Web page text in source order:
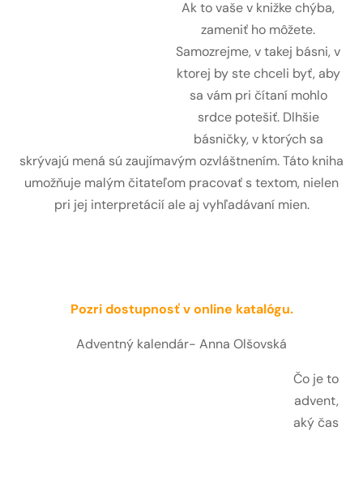
Ak to vaše v knižke chýba,
zameniť ho môžete.
Samozrejme, v takej básni, v
ktorej by ste chceli byť, aby
sa vám pri čítaní mohlo
srdce potešiť. Dlhšie
básničky, v ktorých sa
skrývajú mená sú zaujímavým ozvláštnením. Táto kniha
umožňuje malým čitateľom pracovať s textom, nielen
pri jej interpretácií ale aj vyhľadávaní mien.
Pozri dostupnosť v online katalógu.
Adventný kalendár- Anna Olšovská
Čo je to
advent,
aký čas